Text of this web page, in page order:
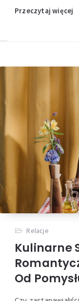
Przeczytaj więcej
Relacje
Kulinarne
Od